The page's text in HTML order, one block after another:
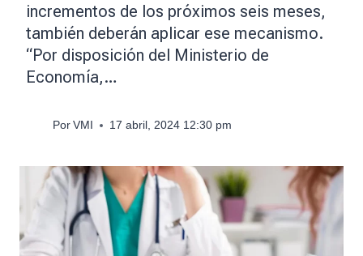
incrementos de los próximos seis meses,
también deberán aplicar ese mecanismo.
“Por disposición del Ministerio de
Economía,…
Por VMI 17 abril, 2024 12:30 pm